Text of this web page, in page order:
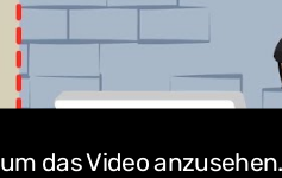
um das Video anzusehen.